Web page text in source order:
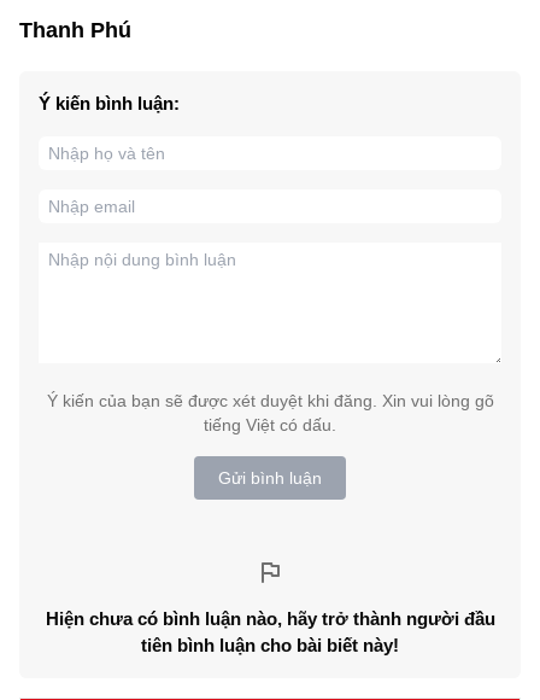
Thanh Phú
Ý kiến bình luận:
Ý kiến của bạn sẽ được xét duyệt khi đăng. Xin vui lòng gõ
tiếng Việt có dấu.
Gửi bình luận
Hiện chưa có bình luận nào, hãy trở thành người đầu
tiên bình luận cho bài biết này!